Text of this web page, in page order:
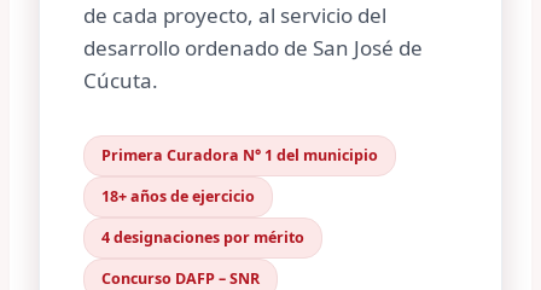
de cada proyecto, al servicio del
desarrollo ordenado de San José de
Cúcuta.
Primera Curadora N° 1 del municipio
18+ años de ejercicio
4 designaciones por mérito
Concurso DAFP – SNR